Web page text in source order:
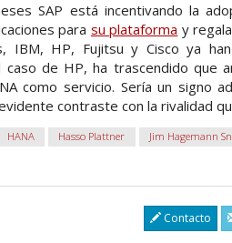
SAP está incentivando la
para su plataforma y
IBM, HP, Fujitsu y Cisco ya han
caso de HP, ha trascendido que
como servicio. Sería un signo
contraste con la rivalidad
HANA Hasso Plattner Jim Hagemann
Contacto